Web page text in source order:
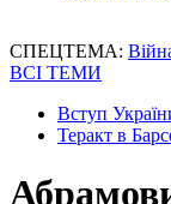
СПЕЦТЕМА:
ВСІ ТЕМИ
Вступ
Теракт в